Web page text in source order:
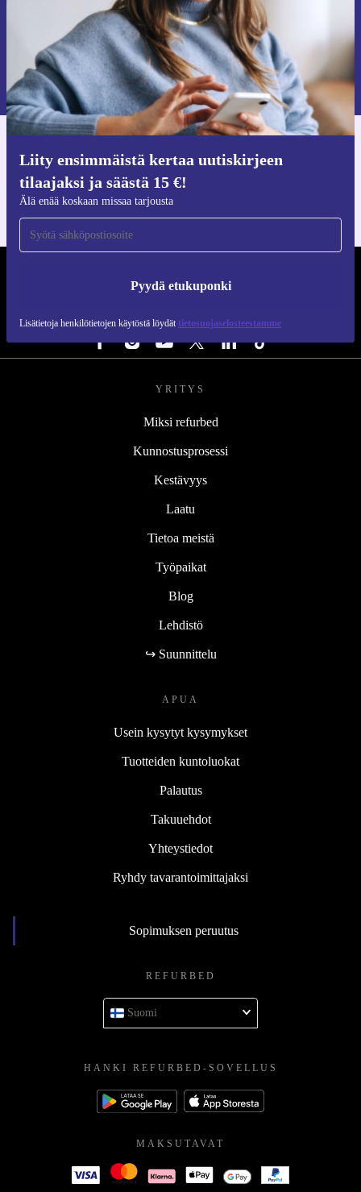
Liity ensimmäistä kertaa uutiskirjeen
tilaajaksi ja säästä 15 €!
Älä enää koskaan missaa tarjousta
Pyydä etukuponki
Lisätietoja henkilötietojen käytöstä löydät tietosuojaselosteestamme
Pyydä etukuponki
Lisätietoja henkilötietojen käytöstä löydättietosuojaselosteestamme.
iOS:lle ja Androidille
YRITYS
Miksi refurbed
Kunnostusprosessi
Kestävyys
Laatu
Tietoa meistä
Työpaikat
Blog
Lehdistö
↪ Suunnittelu
APUA
Usein kysytyt kysymykset
Tuotteiden kuntoluokat
Palautus
Takuuehdot
Yhteystiedot
Ryhdy tavarantoimittajaksi
Sopimuksen peruutus
REFURBED
Suomi
HANKI REFURBED-SOVELLUS
MAKSUTAVAT